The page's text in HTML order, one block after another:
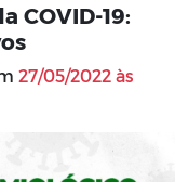
COVID-19:
27/05/2022 às